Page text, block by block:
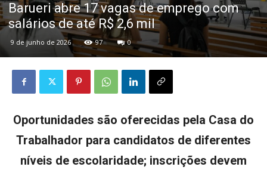
Barueri abre 17 vagas de emprego com
salários de até R$ 2,6 mil
9 de junho de 2026 97 0
Oportunidades são oferecidas pela Casa do
Trabalhador para candidatos de diferentes
níveis de escolaridade; inscrições devem